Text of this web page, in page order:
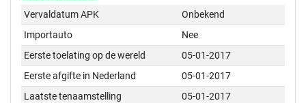
Vervaldatum APK
Onbekend
Importauto
Nee
Eerste toelating op de wereld
05-01-2017
Eerste afgifte in Nederland
05-01-2017
Laatste tenaamstelling
05-01-2017